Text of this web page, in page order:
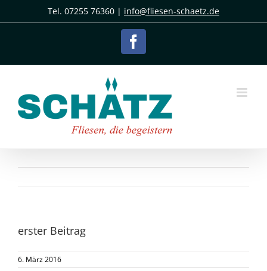
Tel. 07255 76360 | info@fliesen-schaetz.de
Facebook
erster Beitrag
6. März 2016